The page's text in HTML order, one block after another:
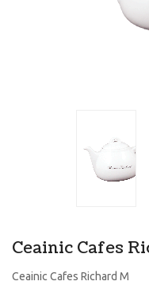
Ceainic Cafes
Ceainic Cafes Richard M